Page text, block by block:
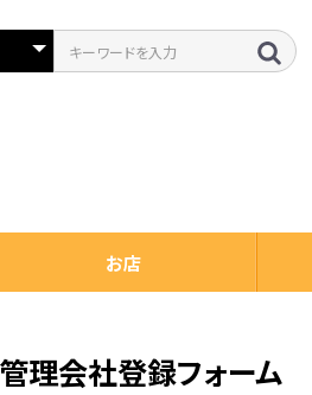
お店
理会社登録フォーム